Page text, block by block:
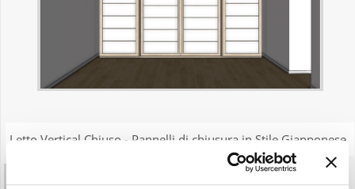
Letto Vertical Chiuso - Pannelli di chiusura in Stile Giapponese